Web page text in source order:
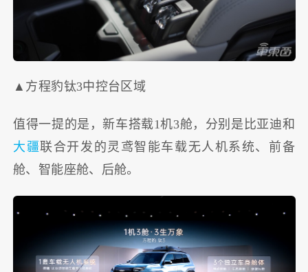
▲方程豹钛3中控台区域
值得一提的是，新车搭载1机3舱，分别是比亚迪和
大疆联合开发的灵鸢智能车载无人机系统、前备
舱、智能座舱、后舱。